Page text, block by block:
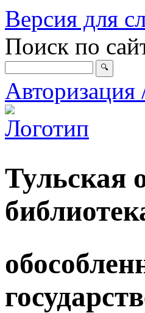
Версия для
Поиск по
Авторизация
Тульская